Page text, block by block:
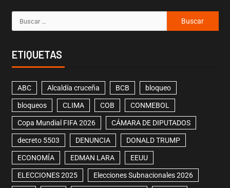
ETIQUETAS
ABC Alcaldía cruceña BCB bloqueo
bloqueos CLIMA COB CONMEBOL
Copa Mundial FIFA 2026 CÁMARA DE DIPUTADOS
decreto 5503 DENUNCIA DONALD TRUMP
ECONOMÍA EDMAN LARA EEUU
ELECCIONES 2025 Elecciones Subnacionales 2026